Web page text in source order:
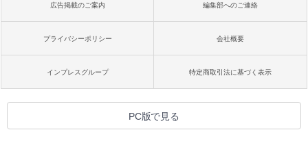
広告掲載のご案内 編集部へのご連絡
プライバシーポリシー 会社概要
インプレスグループ 特定商取引法に基づく表示
PC版で見る